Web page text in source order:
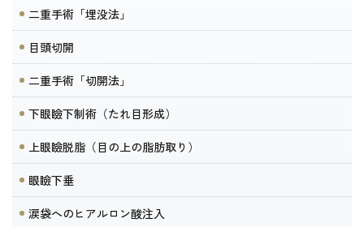
二重手術「埋没法」
目頭切開
二重手術「切開法」
下眼瞼下制術（たれ目形成）
上眼瞼脱脂（目の上の脂肪取り）
眼瞼下垂
涙袋へのヒアルロン酸注入